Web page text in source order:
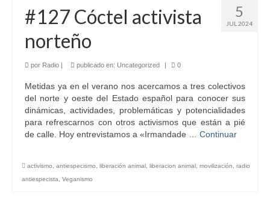
5
JUL 2024
#127 Cóctel activista
norteño
por Radio | publicado en: Uncategorized | 0
Metidas ya en el verano nos acercamos a tres colectivos
del norte y oeste del Estado español para conocer sus
dinámicas, actividades, problemáticas y potencialidades
para refrescarnos con otros activismos que están a pié
de calle. Hoy entrevistamos a «Irmandade … Continuar
activismo antiespecismo liberación animal liberacion animal movilización
radio
antiespecista
Veganismo